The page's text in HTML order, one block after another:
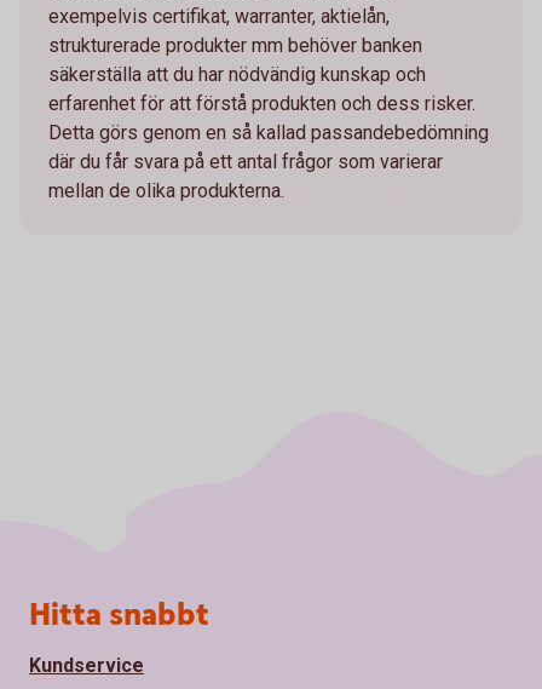
exempelvis certifikat, warranter, aktielån,
strukturerade produkter mm behöver banken
säkerställa att du har nödvändig kunskap och
erfarenhet för att förstå produkten och dess risker.
Detta görs genom en så kallad passandebedömning
där du får svara på ett antal frågor som varierar
mellan de olika produkterna.
Sidfot
Hitta snabbt
Kundservice